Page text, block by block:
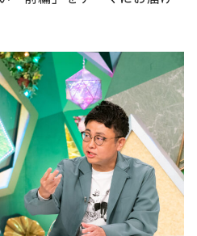
の献立 何にする？～
ーズン２
正義のミカタ